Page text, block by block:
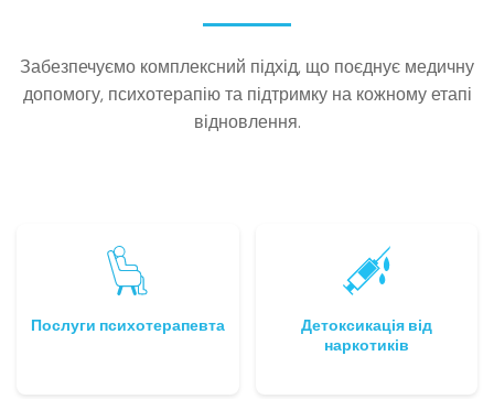
Забезпечуємо комплексний підхід, що поєднує медичну
допомогу, психотерапію та підтримку на кожному етапі
відновлення.
Послуги психотерапевта
Детоксикація від
наркотиків